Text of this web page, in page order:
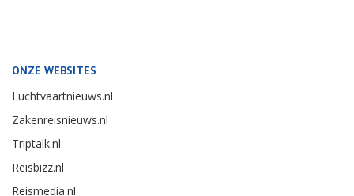
ONZE WEBSITES
Luchtvaartnieuws.nl
Zakenreisnieuws.nl
Triptalk.nl
Reisbizz.nl
Reismedia.nl